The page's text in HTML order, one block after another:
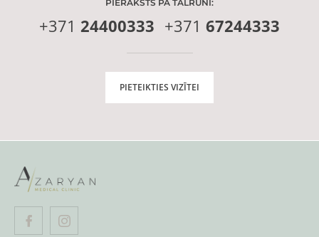
PIERAKSTS PA TĀLRUNI:
+371 24400333 +371 67244333
PIETEIKTIES VIZĪTEI